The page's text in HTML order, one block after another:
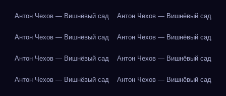
Антон Чехов — Вишнёвый сад Антон Чехов — Вишнёвый сад
Антон Чехов — Вишнёвый сад Антон Чехов — Вишнёвый сад
Антон Чехов — Вишнёвый сад Антон Чехов — Вишнёвый сад
Антон Чехов — Вишнёвый сад Антон Чехов — Вишнёвый сад